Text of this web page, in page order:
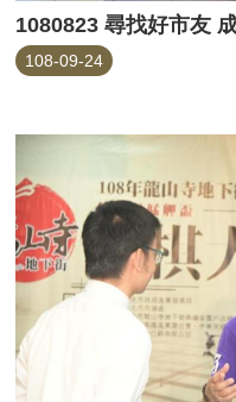
1080823 尋找好市友
108-09-24